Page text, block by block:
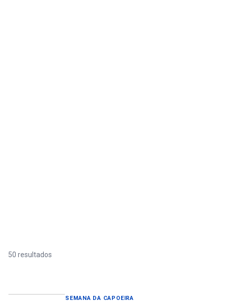
50 resultados
SEMANA DA CAPOEIRA